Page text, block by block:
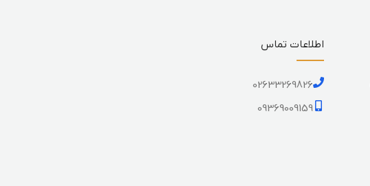
اطلاعات تماس
02633269826
09369009159